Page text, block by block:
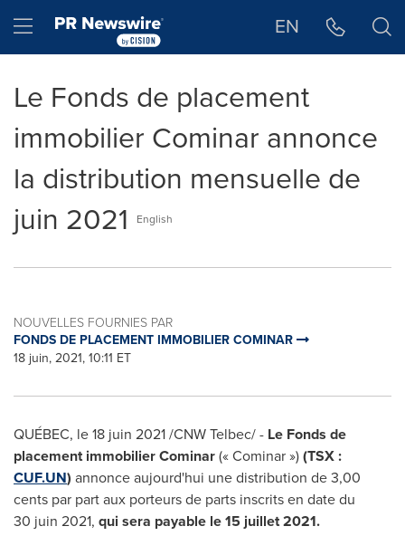
Hamburger menu EN
Le Fonds de placement
immobilier Cominar annonce
la distribution mensuelle de
juin 2021
English
NOUVELLES FOURNIES PAR
FONDS DE PLACEMENT IMMOBILIER COMINAR
18 juin, 2021, 10:11 ET
QUÉBEC, le 18 juin 2021 /CNW Telbec/ - Le Fonds de
placement immobilier Cominar(« Cominar »)(TSX :
CUF.UN) annonce aujourd'hui une distribution de3,00
cents par part aux porteurs de parts inscrits en date du
30 juin 2021, qui sera payable le 15 juillet 2021.